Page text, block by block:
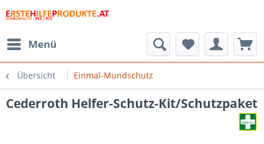
Menü
Übersicht Einmal-Mundschutz
Cederroth Helfer-Schutz-Kit/Schutzpaket